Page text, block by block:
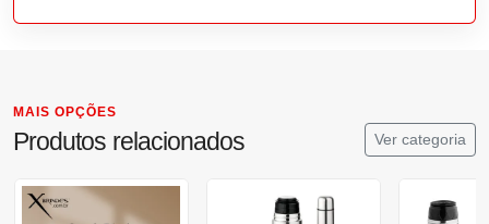
MAIS OPÇÕES
Produtos relacionados Ver categoria